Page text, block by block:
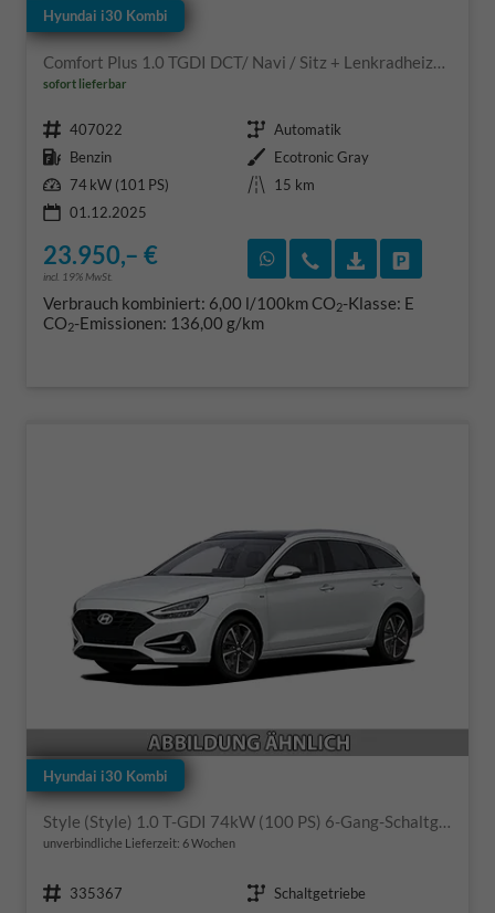
Hyundai i30 Kombi
Comfort Plus 1.0 TGDI DCT/ Navi / Sitz + Lenkradheizung PDC V&H Kamera LED Alu 17"
sofort lieferbar
Fahrzeugnr. 407022 Getriebe Automatik
Kraftstoff Benzin Außenfarbe Ecotronic Gray
Leistung 74 kW (101 PS) Kilometerstand
15 km
01.12.2025
23.950,– €
incl. 19% MwSt.
Rückruf vereinbaren
Wir rufen Sie an
Verbrauch kombiniert: 6,00 l/100kmCO2-Klasse: E
CO2-Emissionen: 136,00 g/km
Hyundai i30 Kombi
Style (Style) 1.0 T-GDI 74kW (100 PS) 6-Gang-Schaltgetriebe
unverbindliche Lieferzeit: 6 Wochen
Fahrzeugnr. 335367 Getriebe Schaltgetriebe